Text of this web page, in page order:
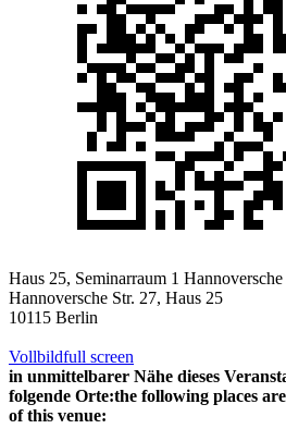
Haus 25, Seminarraum 1
Hannoversche Str. 27, Haus 25
10115 Berlin
Vollbildfull screen
in unmittelbarer Nähe dieses
folgende Orte:the following places
of this venue: